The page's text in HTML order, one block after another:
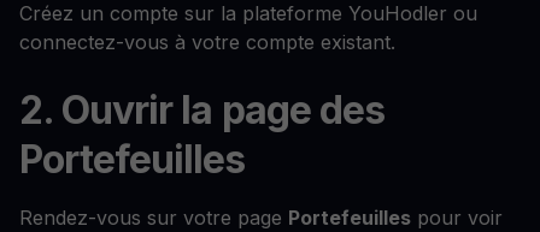
Créez un compte sur la plateforme YouHodler ou
connectez-vous à votre compte existant.
2. Ouvrir la page des
Portefeuilles
Rendez-vous sur votre page Portefeuilles pour voir